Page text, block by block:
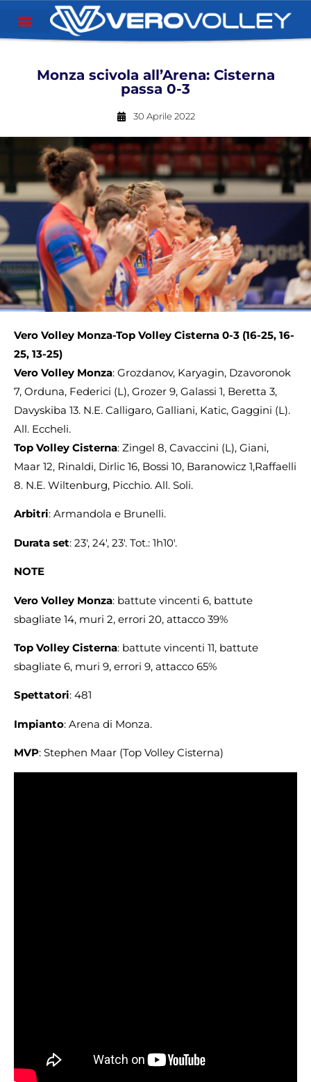
Monza scivola all’Arena: Cisterna
passa 0-3
30 Aprile 2022
Vero Volley Monza-Top Volley Cisterna 0-3 (16-25, 16-
25, 13-25)
Vero Volley Monza: Grozdanov, Karyagin, Dzavoronok
7, Orduna, Federici (L), Grozer 9, Galassi 1, Beretta 3,
Davyskiba 13. N.E. Calligaro, Galliani, Katic, Gaggini (L).
All. Eccheli.
Top Volley Cisterna: Zingel 8, Cavaccini (L), Giani,
Maar 12, Rinaldi, Dirlic 16, Bossi 10, Baranowicz 1,Raffaelli
8. N.E. Wiltenburg, Picchio. All. Soli.
Arbitri: Armandola e Brunelli.
Durata set: 23′, 24′, 23′. Tot.: 1h10′.
NOTE
Vero Volley Monza: battute vincenti 6, battute
sbagliate 14, muri 2, errori 20, attacco 39%
Top Volley Cisterna: battute vincenti 11, battute
sbagliate 6, muri 9, errori 9, attacco 65%
Spettatori: 481
Impianto: Arena di Monza.
MVP: Stephen Maar (Top Volley Cisterna)